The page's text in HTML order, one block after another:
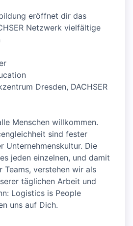
eröffnet dir das
Netzwerk vielfältige
Dresden, DACHSER
Menschen willkommen.
sind fester
Unternehmenskultur. Die
jeden einzelnen, und damit
Teams, verstehen wir als
täglichen Arbeit und
Logistics is People
uns auf Dich.